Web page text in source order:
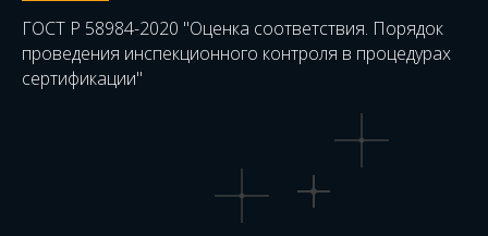
ГОСТ Р 58984-2020 "Оценка соответствия. Порядок
проведения инспекционного контроля в процедурах
сертификации"